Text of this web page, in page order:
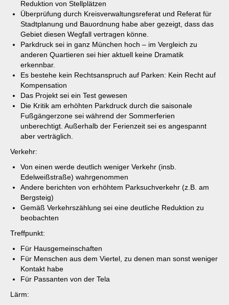
Reduktion von Stellplätzen
Überprüfung durch Kreisverwaltungsreferat und Referat für
Stadtplanung und Bauordnung habe aber gezeigt, dass das
Gebiet diesen Wegfall vertragen könne.
Parkdruck sei in ganz München hoch – im Vergleich zu
anderen Quartieren sei hier aktuell keine Dramatik
erkennbar.
Es bestehe kein Rechtsanspruch auf Parken: Kein Recht auf
Kompensation
Das Projekt sei ein Test gewesen
Die Kritik am erhöhten Parkdruck durch die saisonale
Fußgängerzone sei während der Sommerferien
unberechtigt. Außerhalb der Ferienzeit sei es angespannt
aber verträglich.
Verkehr:
Von einen werde deutlich weniger Verkehr (insb.
Edelweißstraße) wahrgenommen
Andere berichten von erhöhtem Parksuchverkehr (z.B. am
Bergsteig)
Gemäß Verkehrszählung sei eine deutliche Reduktion zu
beobachten
Treffpunkt:
Für Hausgemeinschaften
Für Menschen aus dem Viertel, zu denen man sonst weniger
Kontakt habe
Für Passanten von der Tela
Lärm: